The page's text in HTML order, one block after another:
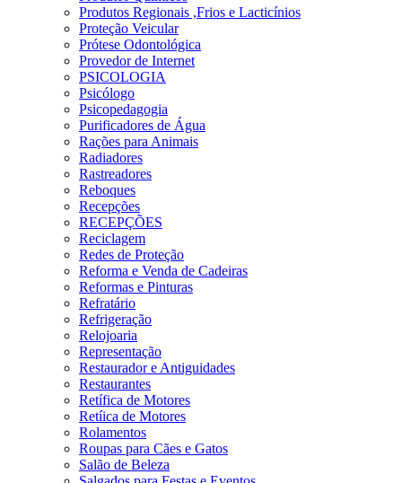
Produtos Regionais ,Frios e Lacticínios
Proteção Veicular
Prótese Odontológica
Provedor de Internet
PSICOLOGIA
Psicólogo
Psicopedagogia
Purificadores de Água
Rações para Animais
Radiadores
Rastreadores
Reboques
Recepções
RECEPÇÕES
Reciclagem
Redes de Proteção
Reforma e Venda de Cadeiras
Reformas e Pinturas
Refratário
Refrigeração
Relojoaria
Representação
Restaurador e Antiguidades
Restaurantes
Retífica de Motores
Retíica de Motores
Rolamentos
Roupas para Cães e Gatos
Salão de Beleza